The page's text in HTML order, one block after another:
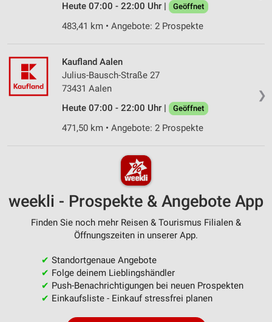
Heute 07:00 - 22:00 Uhr |
Geöffnet
483,41 km • Angebote: 2 Prospekte
❯
Kaufland Aalen
Julius-Bausch-Straße 27
73431 Aalen
Heute 07:00 - 22:00 Uhr |
Geöffnet
471,50 km • Angebote: 2 Prospekte
weekli - Prospekte & Angebote App
Finden Sie noch mehr Reisen & Tourismus Filialen &
Öffnungszeiten in unserer App.
✔ Standortgenaue Angebote
✔ Folge deinem Lieblingshändler
✔ Push-Benachrichtigungen bei neuen Prospekten
✔ Einkaufsliste - Einkauf stressfrei planen